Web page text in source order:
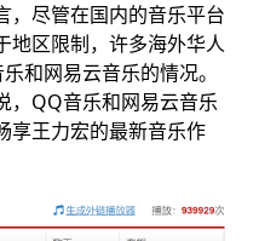
尽管在国内的音乐平台
地区限制，许多海外华人
和网易云音乐的情况。
，QQ音乐和网易云音乐
享王力宏的最新音乐作